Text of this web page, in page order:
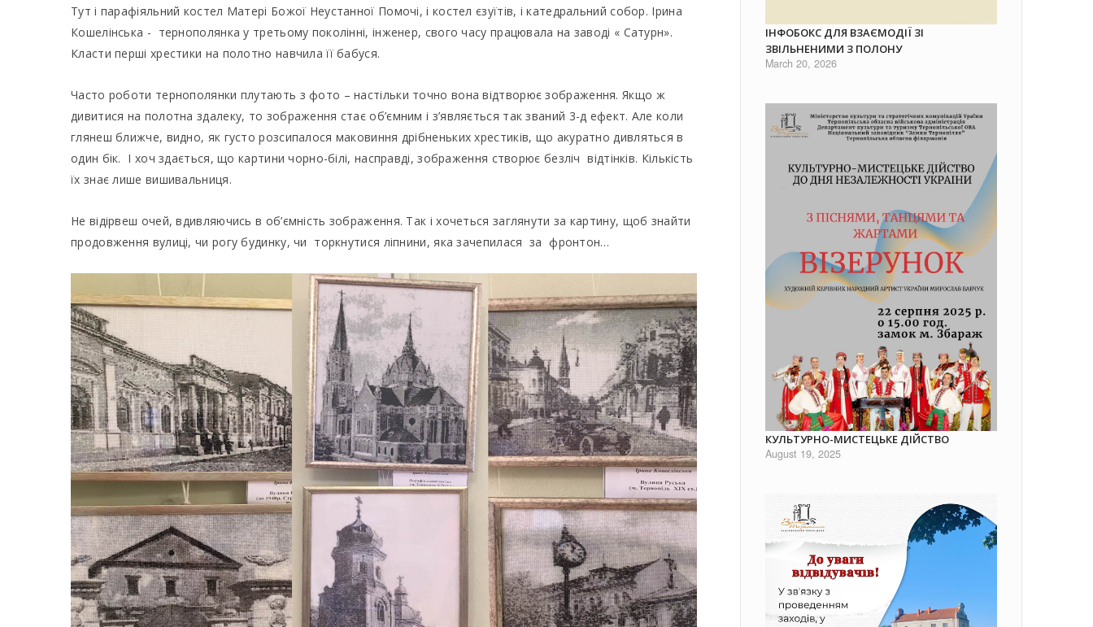
Тут і парафіяльний костел Матері Божої Неустанної Помочі, і костел єзуїтів, і катедральний собор. Ірина
Кошелінська - тернополянка у третьому поколінні, інженер, свого часу працювала на заводі « Сатурн».
Класти перші хрестики на полотно навчила її бабуся.
Часто роботи тернополянки плутають з фото – настільки точно вона відтворює зображення. Якщо ж
дивитися на полотна здалеку, то зображення стає об’ємним і з’являється так званий 3-д ефект. Але коли
глянеш ближче, видно, як густо розсипалося маковиння дрібненьких хрестиків, що акуратно дивляться в
один бік. І хоч здається, що картини чорно-білі, насправді, зображення створює безліч відтінків. Кількість
їх знає лише вишивальниця.
Не відірвеш очей, вдивляючись в об’ємність зображення. Так і хочеться заглянути за картину, щоб знайти
продовження вулиці, чи рогу будинку, чи торкнутися ліпнини, яка зачепилася за фронтон…
ІНФОБОКС ДЛЯ ВЗАЄМОДІЇ ЗІ
ЗВІЛЬНЕНИМИ З ПОЛОНУ
March 20, 2026
КУЛЬТУРНО-МИСТЕЦЬКЕ ДІЙСТВО
August 19, 2025